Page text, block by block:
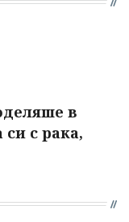
в
с рака,